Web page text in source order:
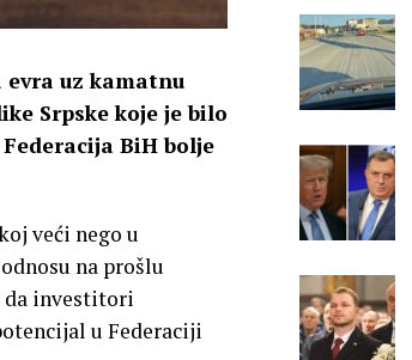
uz kamatnu
Srpske koje je bilo
BiH bolje
veći nego u
na prošlu
da investitori
u Federaciji